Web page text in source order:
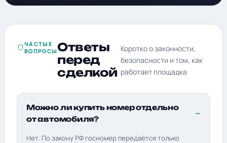
ЧАСТЫЕ
ВОПРОСЫОтветы
перед
сделкой
Коротко о законности,
безопасности и том, как
работает площадка
Можно ли купить номер отдельно
от автомобиля?
Нет. По закону РФ госномер передаётся только